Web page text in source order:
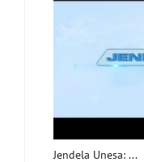
Jendela Unesa: ...